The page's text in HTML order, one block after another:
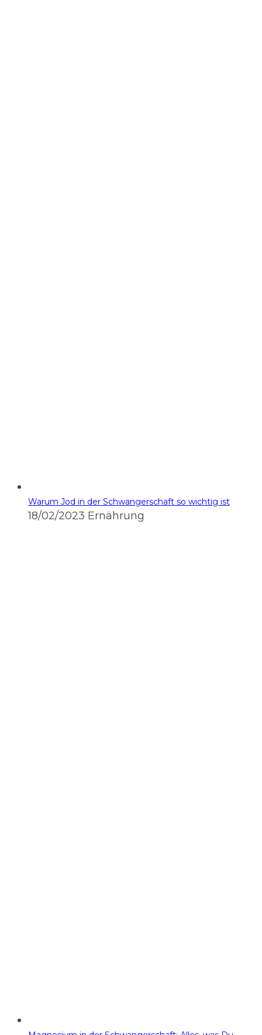
Warum Jod in der Schwangerschaft so wichtig ist
18/02/2023 Ernährung